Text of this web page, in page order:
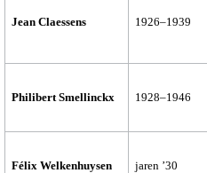
Jean Claessens 1926–1939
Philibert Smellinckx 1928–1946
Félix Welkenhuysen jaren ’30